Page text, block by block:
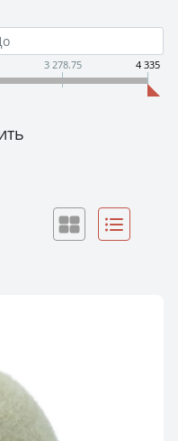
3 278.75 4 335